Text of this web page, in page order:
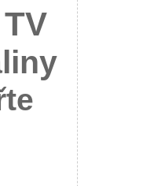
TV